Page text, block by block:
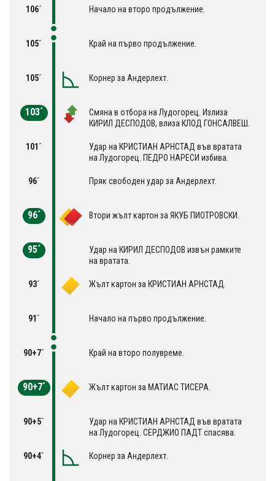
106´ Начало на второ продължение.
105´ Край на първо продължение.
105´ Корнер за Андерлехт.
103´
Смяна в отбора на Лудогорец. Излиза
КИРИЛ ДЕСПОДОВ, влиза КЛОД ГОНСАЛВЕШ.
101´
Удар на КРИСТИАН АРНСТАД във вратата
на Лудогорец. ПЕДРО НАРЕСИ избива.
96´ Пряк свободен удар за Андерлехт.
96´ Втори жълт картон за ЯКУБ ПИОТРОВСКИ.
95´
Удар на КИРИЛ ДЕСПОДОВ извън рамките
на вратата.
93´ Жълт картон за КРИСТИАН АРНСТАД.
91´ Начало на първо продължение.
90+7´ Край на второ полувреме.
90+7´ Жълт картон за МАТИАС ТИСЕРА.
90+5´
Удар на КРИСТИАН АРНСТАД във вратата
на Лудогорец. СЕРДЖИО ПАДТ спасява.
90+4´ Корнер за Андерлехт.